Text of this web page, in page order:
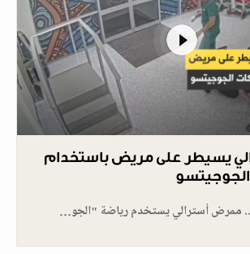
يسيطر على مريض باستخدام
ممرض أسترالي يستخدم رياضة "الجو…